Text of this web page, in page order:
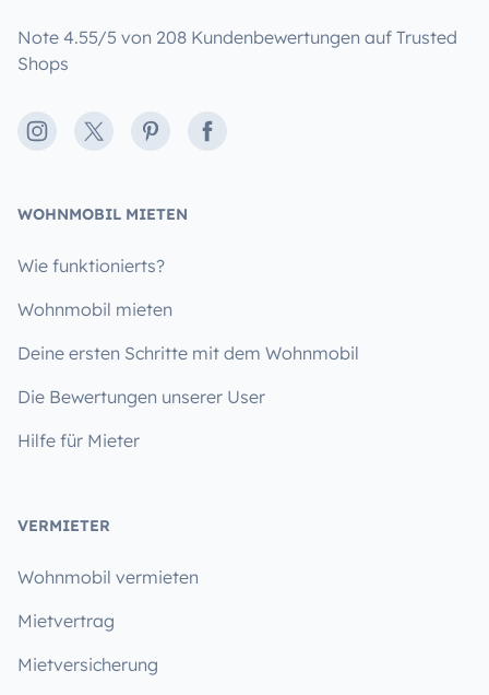
Note 4.55/5 von 208 Kundenbewertungen auf Trusted
Shops
Instagram
X PinterestFacebook
WOHNMOBIL MIETEN
Wie funktionierts?
Wohnmobil mieten
Deine ersten Schritte mit dem Wohnmobil
Die Bewertungen unserer User
Hilfe für Mieter
VERMIETER
Wohnmobil vermieten
Mietvertrag
Mietversicherung